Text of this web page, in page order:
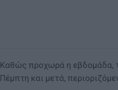
Καθώς προχωρά η εβδομάδα,
Πέμπτη και μετά,